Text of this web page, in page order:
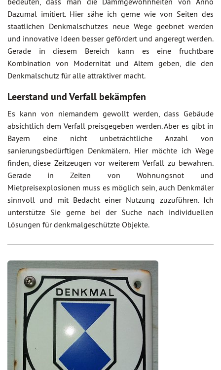
Dazumal imitiert. Hier sähe ich gerne wie von Seiten des
staatlichen Denkmalschutzes neue Wege geebnet werden
und innovative Ideen besser gefördert und angeregt werden.
Gerade in diesem Bereich kann es eine fruchtbare
Kombination von Modernität und Altem geben, die den
Denkmalschutz für alle attraktiver macht.
Leerstand und Verfall bekämpfen
Es kann von niemandem gewollt werden, dass Gebäude
absichtlich dem Verfall preisgegeben werden. Aber es gibt in
Bayern eine nicht unbeträchtliche Anzahl von
sanierungsbedürftigen Denkmälern. Hier möchte ich Wege
finden, diese Zeitzeugen vor weiterem Verfall zu bewahren.
Gerade in Zeiten von Wohnungsnot und
Mietpreisexplosionen muss es möglich sein, auch Denkmäler
sinnvoll und mit Bedacht einer Nutzung zuzuführen. Ich
unterstütze Sie gerne bei der Suche nach individuellen
Lösungen für denkmalgeschützte Objekte.